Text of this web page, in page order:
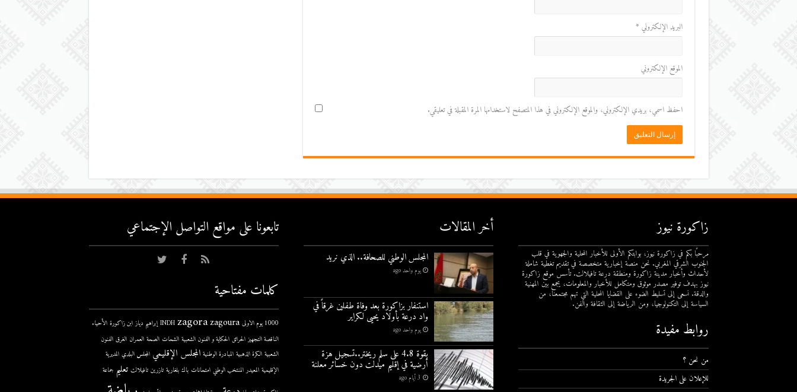
البريد الإلكتروني *
الموقع الإلكتروني
احفظ اسمي، بريدي الإلكتروني، والموقع الإلكتروني في هذا المتصفح لاستخدامها المرة المقبلة في تعليقي.
زاكورة نيوز
مرحبًا بكم في زاكورة نيوز، بوابتكم الأولى للأخبار المحلية والجهوية في قلب
الجنوب الشرقي المغربي. نحن منصة إخبارية متخصصة في تقديم تغطية شاملة
لأحداث وأخبار مدينة زاكورة ومنطقة درعة تافيلالت. تأسس موقع زاكورة
نيوز بهدف توفير مصدر موثوق ومتكامل للأخبار والمعلومات، يجمع بين المهنية
والدقة. نسعى إلى تسليط الضوء على القضايا المحلية التي تهم مجتمعنا، من
السياسة إلى التكنولوجيا، ومن الرياضة إلى الثقافة والفن.
روابط مفيدة
من نحن ؟
للإعلان على الجريدة
أخر المقالات
المجلس الوطني للصحافة.. الذي نريد
يوم واحد ago
استنفار بزاكورة بعد وفاة طفلين غرقاً في
واد درعة بأولاد يحيى لكراير
يوم واحد ago
بقوة 4.8 على سلم ريختر..تسجيل هزة
أرضية في إقليم ميدلت دون خسائر معلنة
3 أيام ago
تابعونا على مواقع التواصل اﻹجتماعي
كلمات مفتاحية
1000 يوم الاولى INDH zagorazagoura إبراهيم دياز ابن زاكورة الأحياء
الناقصة التجهيز الحرائق الحكاية و الفنون الشعبية الشحات الصحة العمران الغرق الفنون
الشعبية الكرة الذهبية المبادرة الوطنية المجلس الإقليمي المجلس البلدي المديرية
الإقليمية المعيدر المنتخب الوطني امتحانات باك بلغارية تازرين تافيلالت تعليم جماعة